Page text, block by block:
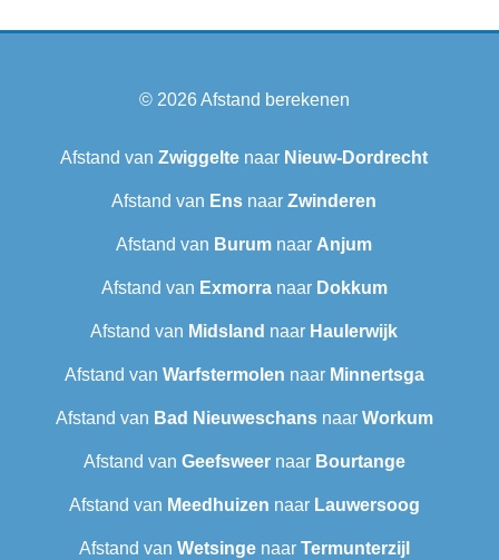
© 2026Afstand berekenen
Afstand van Zwiggelte naar Nieuw-Dordrecht
Afstand van Ens naar Zwinderen
Afstand van Burum naar Anjum
Afstand van Exmorranaar Dokkum
Afstand van Midsland naar Haulerwijk
Afstand van Warfstermolen naar Minnertsga
Afstand van Bad Nieuweschansnaar Workum
Afstand van Geefsweernaar Bourtange
Afstand van Meedhuizen naar Lauwersoog
Afstand van Wetsingenaar Termunterzijl